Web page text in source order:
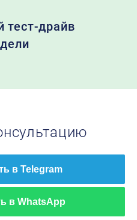
тест-драйв
в Telegram
в WhatsApp